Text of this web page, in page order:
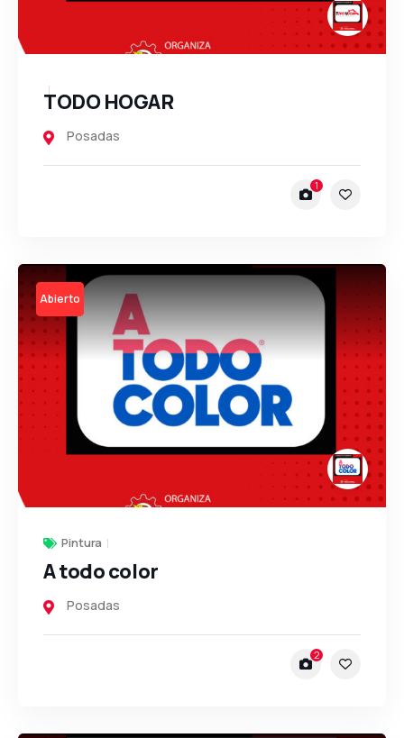
TODO HOGAR
Posadas
1
Open
Pintura
A todo color
Posadas
2